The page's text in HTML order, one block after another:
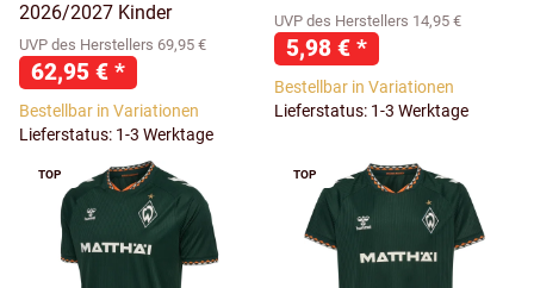
2026/2027 Kinder
UVP des Herstellers 69,95 €
62,95 € *
Bestellbar in Variationen
Lieferstatus: 1-3 Werktage
UVP des Herstellers 14,95 €
5,98 € *
Bestellbar in Variationen
Lieferstatus: 1-3 Werktage
TOP TOP